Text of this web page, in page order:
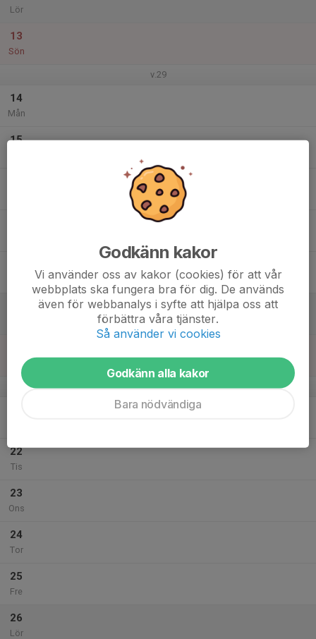
Lör
13
Sön
v.29
14
Mån
15
Sön
v.30
22
Tis
23
Ons
24
Tor
25
Fre
26
Lör
Godkänn kakor
Vi använder oss av kakor (cookies) för att vår
webbplats ska fungera bra för dig. De används
även för webbanalys i syfte att hjälpa oss att
förbättra våra tjänster.
Så använder vi cookies
Godkänn alla kakor
Bara nödvändiga